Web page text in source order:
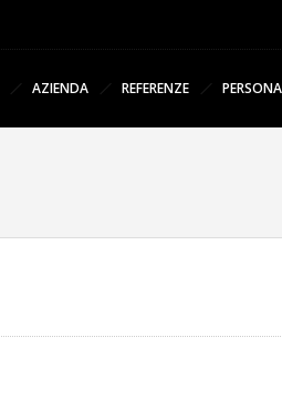
AZIENDA REFERENZE